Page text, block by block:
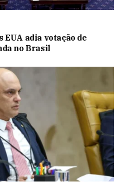
EUA adia votação de
no Brasil